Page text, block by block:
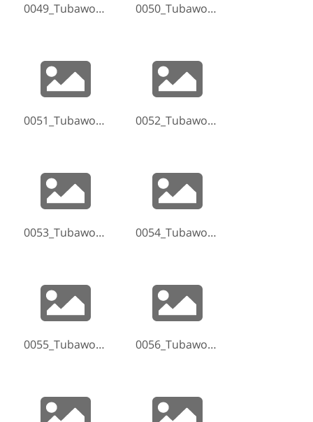
0049_Tubaworkshop-Hammelburg-2017-170520-214858.jpg 0050_Tubaworkshop-Hammelburg-2017-170520-220943.jpg
0051_Tubaworkshop-Hammelburg-2017-170520-221114.jpg 0052_Tubaworkshop-Hammelburg-2017-170521-073926.jpg
0053_Tubaworkshop-Hammelburg-2017-170521-073949.jpg 0054_Tubaworkshop-Hammelburg-2017-170521-074141.jpg
0055_Tubaworkshop-Hammelburg-2017-170521-074512.jpg 0056_Tubaworkshop-Hammelburg-2017-170521-074630.jpg